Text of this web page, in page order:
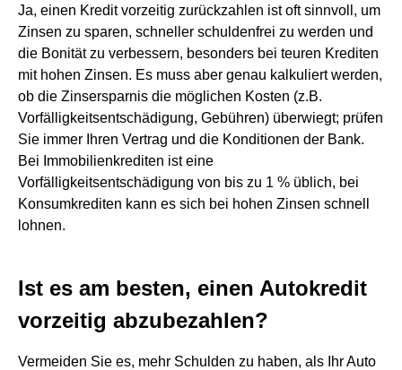
Ja, einen Kredit vorzeitig zurückzahlen ist oft sinnvoll, um
Zinsen zu sparen, schneller schuldenfrei zu werden und
die Bonität zu verbessern, besonders bei teuren Krediten
mit hohen Zinsen. Es muss aber genau kalkuliert werden,
ob die Zinsersparnis die möglichen Kosten (z.B.
Vorfälligkeitsentschädigung, Gebühren) überwiegt; prüfen
Sie immer Ihren Vertrag und die Konditionen der Bank.
Bei Immobilienkrediten ist eine
Vorfälligkeitsentschädigung von bis zu 1 % üblich, bei
Konsumkrediten kann es sich bei hohen Zinsen schnell
lohnen.
Ist es am besten, einen Autokredit
vorzeitig abzubezahlen?
Vermeiden Sie es, mehr Schulden zu haben, als Ihr Auto